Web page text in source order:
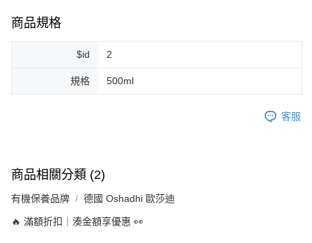
宅配
離島宅配（澎湖、金門、馬祖、小琉球）
每筆NT$250，滿NT$3,000(含以上)免運費
商品規格
$id 2
規格 500ml
客服
商品相關分類 (2)
有機保養品牌 德國 Oshadhi 歐莎迪
🔥 滿額折扣｜湊金額享優惠 👀